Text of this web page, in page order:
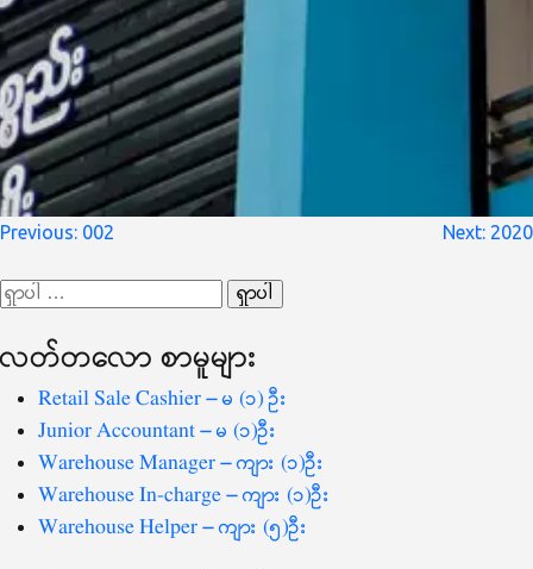
စာမူ
ပြ
Previous: 002 Next: 2020
ရှာ
စကားလုံး
လတ်တ‌လော စာမူများ
Retail Sale Cashier – မ (၁) ဦး
Junior Accountant – မ (၁)ဦး
Warehouse Manager – ကျား (၁)ဦး
Warehouse In-charge – ကျား (၁)ဦး
Warehouse Helper – ကျား (၅)ဦး